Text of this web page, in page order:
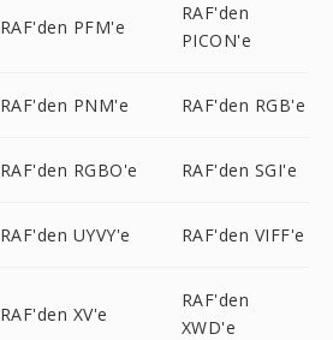
RAF'den PFM'e
RAF'den
PICON'e
RAF'den PNM'e RAF'den RGB'e
RAF'den RGBO'e RAF'den SGI'e
RAF'den UYVY'e RAF'den VIFF'e
RAF'den XV'e
RAF'den
XWD'e